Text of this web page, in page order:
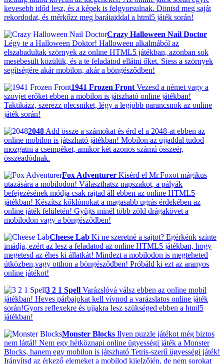
kevesebb időd lesz, és a képek is felgyorsulnak. Döntsd meg saját
rekordodat, és mérkőzz meg barátaiddal a html5 játék során!
Crazy Halloween Nail Doctor
Légy te a Halloween Doktor! Halloween alkalmából az
elszabadultak szörnyek az online HTML5 játékban, azonban sok
mesebesült közülük, és a te feladatod ellátni őket. Siess a szörnyek
segítségére akár mobilon, akár a böngésződben!
1941 Frozen Front Vezesd a német vagy a
szovjet erőket ebben a mobilon is játszható online játékban!
Taktikázz, szerezz plecsniket, légy a legjobb parancsnok az online
játék során!
2048 Add össze a számokat és érd el a 2048-at ebben az
online mobilon is játszható játékban! Mobilon az ujjaddal tudod
mozgatni a csempéket, amikor két azonos számú összeér,
összeadódnak.
Fox Adventurer Kísérd el Mr.Foxot mágikus
utazására a mobilodon! Választhatsz napszakot, a pályák
befejezésének módja csak rajtad áll ebben az online HTML5
játékban! Készítsz kőklónokat a magasabb ugrás érdekében az
online játék felületén! Gyűjts minél több zöld drágakövet a
mobilodon vagy a böngésződben!
Cheese Lab Ki ne szeretné a sajtot? Egérkénk szinte
imádja, ezért az lesz a feladatod az online HTML5 játékban, hogy
megetesd az éhes ki állatkát! Mindezt a mobilodon is megteheted
útközben,vagy otthon a böngésződben! Próbáld ki ezt az aranyos
online játékot!
3 2 1 Spell Varázslóvá válsz ebben az online mobil
játékban! Heves párbajokat kell vívnod a varázslatos online játék
során!Gyors reflexekre és ujjakra lesz szükséged ebben a html5
játékban!
Monster Blocks Ilyen puzzle játékot még biztos
nem láttál! Nem egy hétköznapi online ügyességi játék a Monster
Blocks, hanem egy mobilon is játszható Tetris-szerű ügyességi játék!
Irányítsd az érkező elemeket a mobilod kijelzőjén, de nem sorokat